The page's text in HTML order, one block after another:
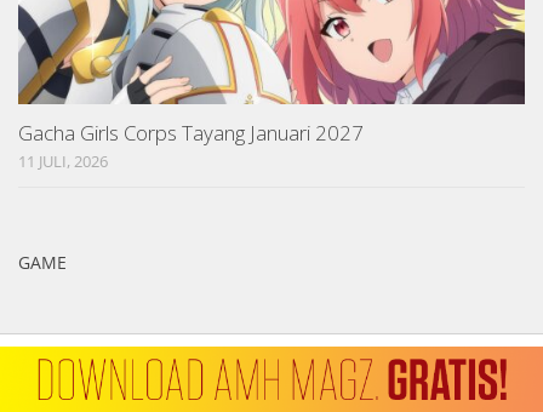
Gacha Girls Corps Tayang Januari 2027
11 JULI, 2026
GAME